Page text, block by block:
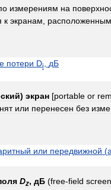
измерениям на
к экранам расположенным
потери Di дБ
) экран [portable or
или перенесен без
или передвижной (
Dz, дБ (free-field screen